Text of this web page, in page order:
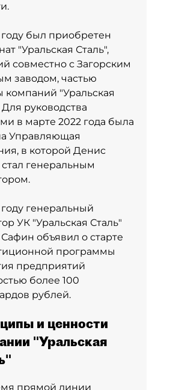
году был приобретен
"Уральская Сталь",
совместно с Загорским
заводом, частью
компаний "Уральская
Для руководства
в марте 2022 года была
Управляющая
в которой Денис
генеральным
генеральный
УК "Уральская Сталь"
объявил о старте
программы
предприятий
более 100
рублей.
и ценности
"Уральская
прямой линии